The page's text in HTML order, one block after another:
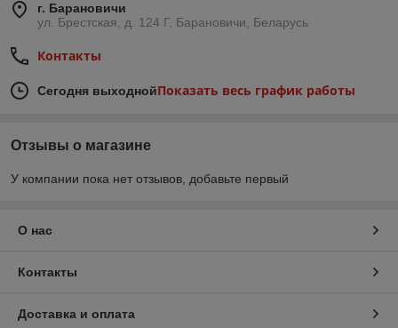
г. Барановичи
ул. Брестская, д. 124 Г, Барановичи, Беларусь
Контакты
Сегодня выходнойПоказать весь график работы
Отзывы о магазине
У компании пока нет отзывов, добавьте первый
О нас
Контакты
Доставка и оплата